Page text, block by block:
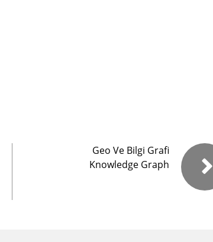
Geo Ve Bilgi Grafi
Knowledge Graph